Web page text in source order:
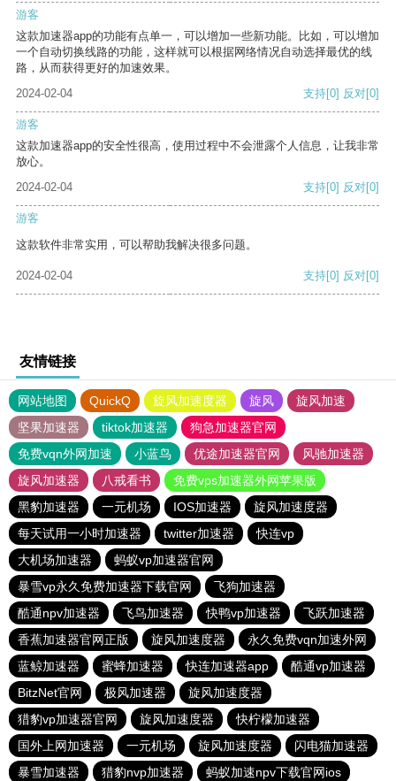
游客
这款加速器app的功能有点单一，可以增加一些新功能。比如，可以增加
一个自动切换线路的功能，这样就可以根据网络情况自动选择最优的线
路，从而获得更好的加速效果。
2024-02-04
支持[0] 反对[0]
游客
这款加速器app的安全性很高，使用过程中不会泄露个人信息，让我非常
放心。
2024-02-04
支持[0] 反对[0]
游客
这款软件非常实用，可以帮助我解决很多问题。
2024-02-04 支持[0] 反对[0]
友情链接
网站地图 QuickQ 旋风加速度器 旋风
旋风加速
坚果加速器
tiktok加速器
狗急加速器官网
免费vqn外网加速
小蓝鸟 优途加速器官网
风驰加速器
旋风加速器
八戒看书
免费vps加速器外网苹果版
黑豹加速器
一元机场 IOS加速器
旋风加速度器
每天试用一小时加速器
twitter加速器
快连vp
大机场加速器
蚂蚁vp加速器官网
暴雪vp永久免费加速器下载官网
飞狗加速器
酷通npv加速器
飞鸟加速器 快鸭vp加速器
飞跃加速器
香蕉加速器官网正版
旋风加速度器
永久免费vqn加速外网
蓝鲸加速器
蜜蜂加速器 快连加速器app
酷通vp加速器
BitzNet官网
极风加速器
旋风加速度器
猎豹vp加速器官网
旋风加速度器
快柠檬加速器
国外上网加速器
一元机场 旋风加速度器
闪电猫加速器
暴雪加速器
猎豹nvp加速器 蚂蚁加速npv下载官网ios